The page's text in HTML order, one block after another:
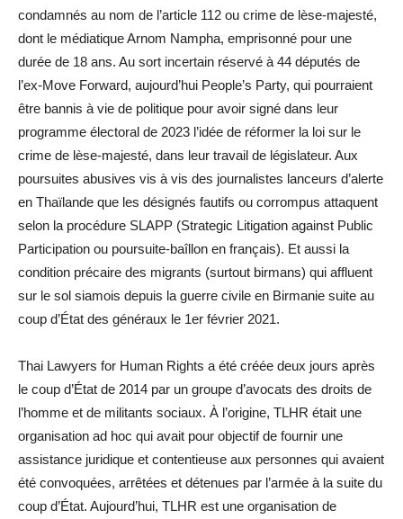
condamnés au nom de l’article 112 ou crime de lèse-majesté,
dont le médiatique Arnom Nampha, emprisonné pour une
durée de 18 ans. Au sort incertain réservé à 44 députés de
l’ex-Move Forward, aujourd’hui People’s Party, qui pourraient
être bannis à vie de politique pour avoir signé dans leur
programme électoral de 2023 l’idée de réformer la loi sur le
crime de lèse-majesté, dans leur travail de législateur. Aux
poursuites abusives vis à vis des journalistes lanceurs d’alerte
en Thaïlande que les désignés fautifs ou corrompus attaquent
selon la procédure SLAPP (Strategic Litigation against Public
Participation ou poursuite-baîllon en français). Et aussi la
condition précaire des migrants (surtout birmans) qui affluent
sur le sol siamois depuis la guerre civile en Birmanie suite au
coup d’État des généraux le 1er février 2021.
Thai Lawyers for Human Rights a été créée deux jours après
le coup d’État de 2014 par un groupe d’avocats des droits de
l’homme et de militants sociaux. À l’origine, TLHR était une
organisation ad hoc qui avait pour objectif de fournir une
assistance juridique et contentieuse aux personnes qui avaient
été convoquées, arrêtées et détenues par l’armée à la suite du
coup d’État. Aujourd’hui, TLHR est une organisation de